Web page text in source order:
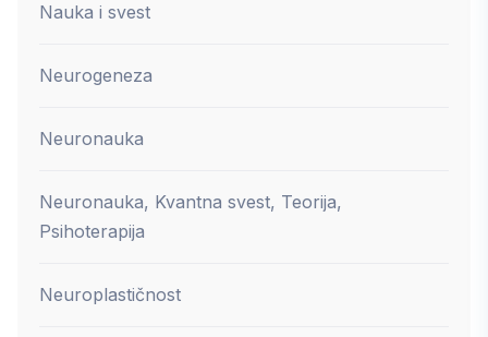
Nauka i svest
Neurogeneza
Neuronauka
Neuronauka, Kvantna svest, Teorija,
Psihoterapija
Neuroplastičnost